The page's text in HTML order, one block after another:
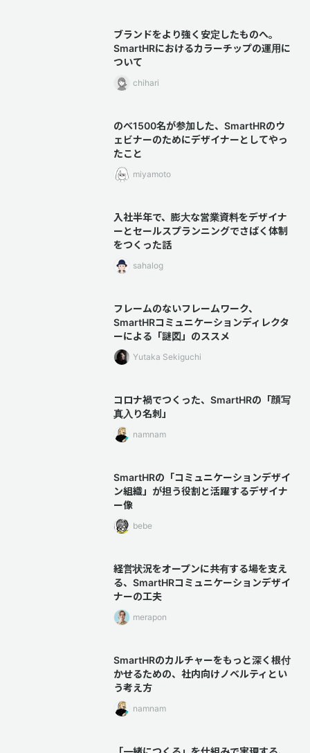
ブランドをより強く安定したものへ。
SmartHRにおけるカラーチップの運用に
ついて
chihari
のべ1500名が参加した、SmartHRのウ
ェビナーのためにデザイナーとしてやっ
たこと
miyamoto
入社半年で、膨大な営業資料をデザイナ
ーとセールスプランニングでさばく体制
をつくった話
sahalog
フレームのないフレームワーク、
SmartHRコミュニケーションディレクタ
ーによる「謎図」のススメ
Yutaka Sekiguchi
コロナ禍でつくった、SmartHRの「顔写
真入り名刺」
namnam
SmartHRの「コミュニケーションデザイ
ン組織」が担う役割と活躍するデザイナ
ー像
bebe
経営状況をオープンに共有する場を支え
る、SmartHRコミュニケーションデザイ
ナーの工夫
merapon
SmartHRのカルチャーをもっと深く根付
かせるための、社内向けノベルティとい
う考え方
namnam